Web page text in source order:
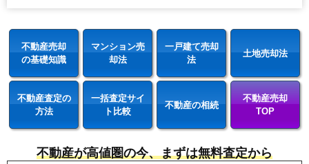
不動産売却
の基礎知識
マンション売
却法
一戸建て売却
法
土地売却法
不動産査定の
方法
一括査定サイ
ト比較
不動産の相続
不動産売却
TOP
不動産が高値圏の今、まずは無料査定から